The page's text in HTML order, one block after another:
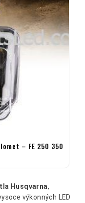
– FE 250 350
Husqvarna,
výkonných LED